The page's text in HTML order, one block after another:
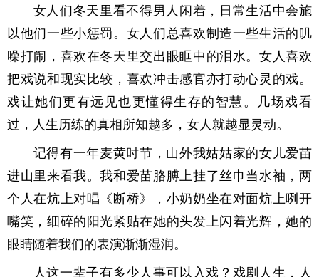
女人们冬天里看不得男人闲着，日常生活中会施
以他们一些小惩罚。女人们总喜欢制造一些生活的叽
噪打闹，喜欢在冬天里交出眼眶中的泪水。女人喜欢
把戏说和现实比较，喜欢冲击感官亦打动心灵的戏。
戏让她们更有远见也更懂得生存的智慧。几场戏看
过，人生历练的真相所知越多，女人就越显灵动。
记得有一年麦黄时节，山外我姑姑家的女儿爱苗
进山里来看我。我和爱苗胳膊上挂了丝巾当水袖，两
个人在炕上对唱《断桥》，小奶奶坐在对面炕上咧开
嘴笑，细碎的阳光紧贴在她的头发上闪着光辉，她的
眼睛随着我们的表演渐渐湿润。
人这一辈子有多少人事可以入戏？戏剧人生，人